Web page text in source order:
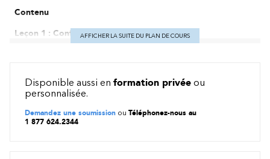
Contenu
Leçon 1 : Configuration de Windows
Leçon 2 : Gestion de Windows
Utiliser les consoles de gestion
Utiliser les outils de performance et de dépannage
Utiliser les outils de ligne de commande
AFFICHER LA SUITE DU PLAN DE COURS
Disponible aussi en formation privée ou
personnalisée.
Demandez une soumission ou Téléphonez-nous au
1 877 624.2344